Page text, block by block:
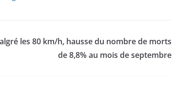
les 80 km/h, hausse du nombre de morts
de 8,8% au mois de septembre